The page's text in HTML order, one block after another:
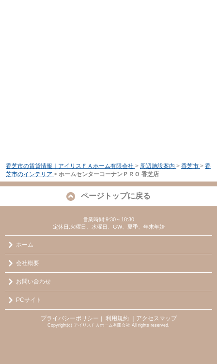
香芝市の賃貸情報｜アイリスＦＡホーム有限会社 > 周辺施設案内 > 香芝市 > 香
芝市のインテリア > ホームセンターコーナンＰＲＯ 香芝店
ページトップに戻る
営業時間:9:30～18:30
定休日:火曜日、水曜日、GW、夏季、年末年始
ホーム
会社概要
お問い合わせ
PCサイト
プライバシーポリシー ｜ 利用規約 ｜アクセスマップ
Copyright(c) アイリスＦＡホーム有限会社 All rights reserved.